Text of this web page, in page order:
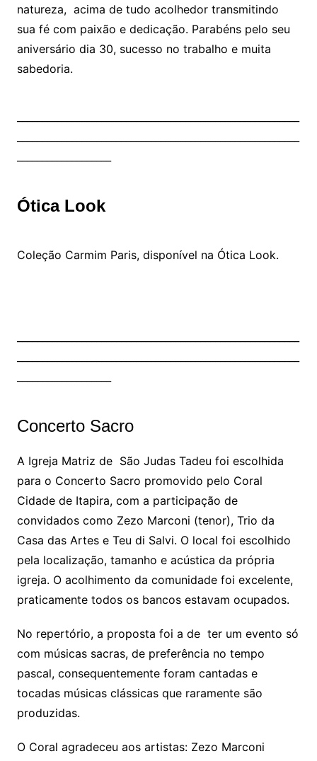
natureza, acima de tudo acolhedor transmitindo
sua fé com paixão e dedicação. Parabéns pelo seu
aniversário dia 30, sucesso no trabalho e muita
sabedoria.
Ótica Look
Coleção Carmim Paris, disponível na Ótica Look.
Concerto Sacro
A Igreja Matriz de São Judas Tadeu foi escolhida
para o Concerto Sacro promovido pelo Coral
Cidade de Itapira, com a participação de
convidados como Zezo Marconi (tenor), Trio da
Casa das Artes e Teu di Salvi. O local foi escolhido
pela localização, tamanho e acústica da própria
igreja. O acolhimento da comunidade foi excelente,
praticamente todos os bancos estavam ocupados.
No repertório, a proposta foi a de ter um evento só
com músicas sacras, de preferência no tempo
pascal, consequentemente foram cantadas e
tocadas músicas clássicas que raramente são
produzidas.
O Coral agradeceu aos artistas: Zezo Marconi